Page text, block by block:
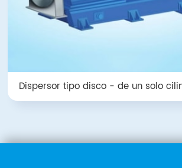
Dispersor tipo disco - de un solo